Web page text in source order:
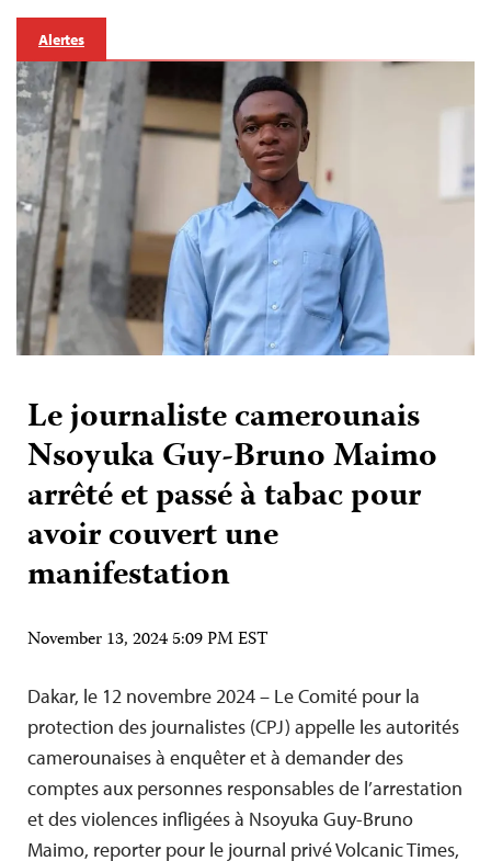
Alertes
Le journaliste camerounais
Nsoyuka Guy-Bruno Maimo
arrêté et passé à tabac pour
avoir couvert une
manifestation
November 13, 2024 5:09 PM EST
Dakar, le 12 novembre 2024 – Le Comité pour la
protection des journalistes (CPJ) appelle les autorités
camerounaises à enquêter et à demander des
comptes aux personnes responsables de l’arrestation
et des violences infligées à Nsoyuka Guy-Bruno
Maimo, reporter pour le journal privé Volcanic Times,